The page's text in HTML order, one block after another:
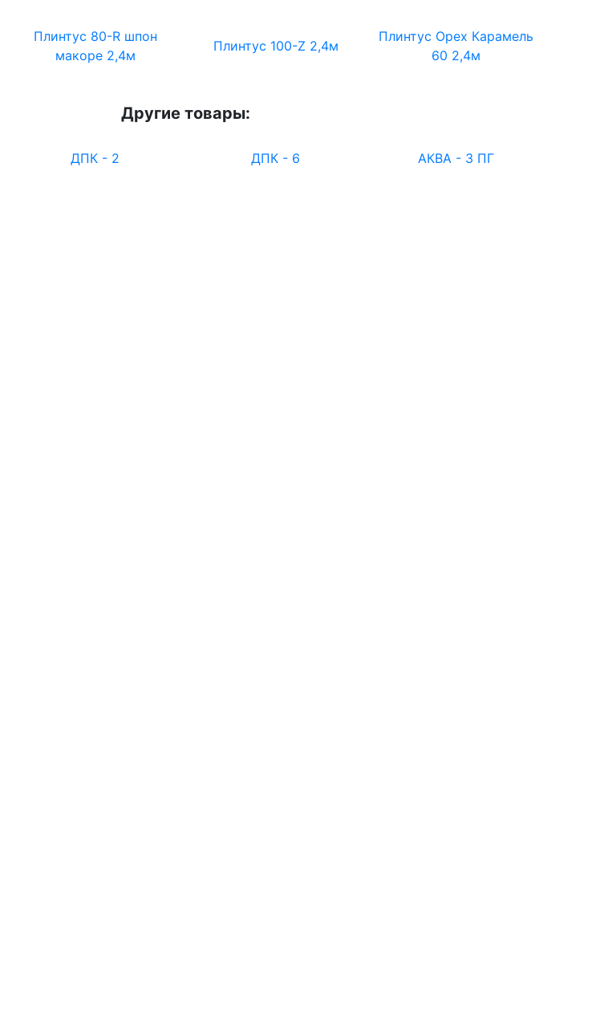
Плинтус 80-R шпон
макоре 2,4м
Плинтус 100-Z 2,4м
Плинтус Орех Карамель
60 2,4м
Другие товары:
ДПК - 2 ДПК - 6 АКВА - 3 ПГ